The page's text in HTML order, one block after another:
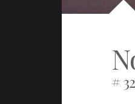
# 32